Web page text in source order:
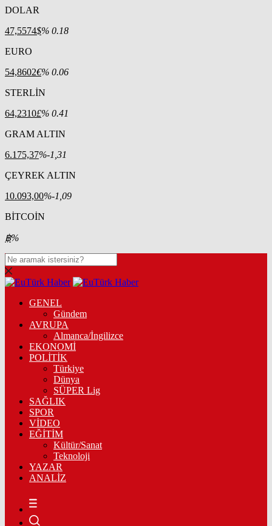
DOLAR
47,5574$% 0.18
EURO
54,8602€% 0.06
STERLİN
64,2310£% 0.41
GRAM ALTIN
6.175,37%-1,31
ÇEYREK ALTIN
10.093,00%-1,09
BİTCOİN
฿%
GENEL
Gündem
AVRUPA
Almanca/İngilizce
EKONOMİ
POLİTİK
Türkiye
Dünya
SÜPER Lig
SAĞLIK
SPOR
VİDEO
EĞİTİM
Kültür/Sanat
Teknoloji
YAZAR
ANALİZ